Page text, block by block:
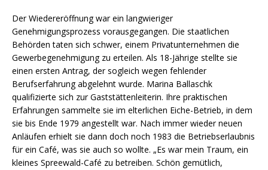
Der Wiedereröffnung war ein langwieriger
Genehmigungsprozess vorausgegangen. Die staatlichen
Behörden taten sich schwer, einem Privatunternehmen die
Gewerbegenehmigung zu erteilen. Als 18-Jährige stellte sie
einen ersten Antrag, der sogleich wegen fehlender
Berufserfahrung abgelehnt wurde. Marina Ballaschk
qualifizierte sich zur Gaststättenleiterin. Ihre praktischen
Erfahrungen sammelte sie im elterlichen Eiche-Betrieb, in dem
sie bis Ende 1979 angestellt war. Nach immer wieder neuen
Anläufen erhielt sie dann doch noch 1983 die Betriebserlaubnis
für ein Café, was sie auch so wollte. „Es war mein Traum, ein
kleines Spreewald-Café zu betreiben. Schön gemütlich,